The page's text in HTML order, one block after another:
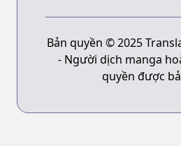
Bản quyền © 2025
- Người dịch manga
quyền được